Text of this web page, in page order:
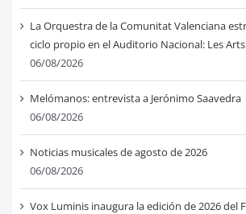
La Orquestra de la Comunitat Valenciana
ciclo propio en el Auditorio Nacional: Les
06/08/2026
Melómanos: entrevista a Jerónimo Saavedra
06/08/2026
Noticias musicales de agosto de 2026
06/08/2026
Vox Luminis inaugura la edición de 2026 del